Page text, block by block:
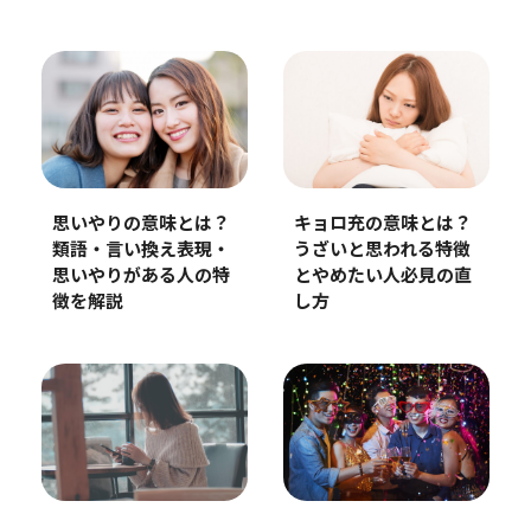
思いやりの意味とは？
類語・言い換え表現・
思いやりがある人の特
徴を解説
キョロ充の意味とは？
うざいと思われる特徴
とやめたい人必見の直
し方